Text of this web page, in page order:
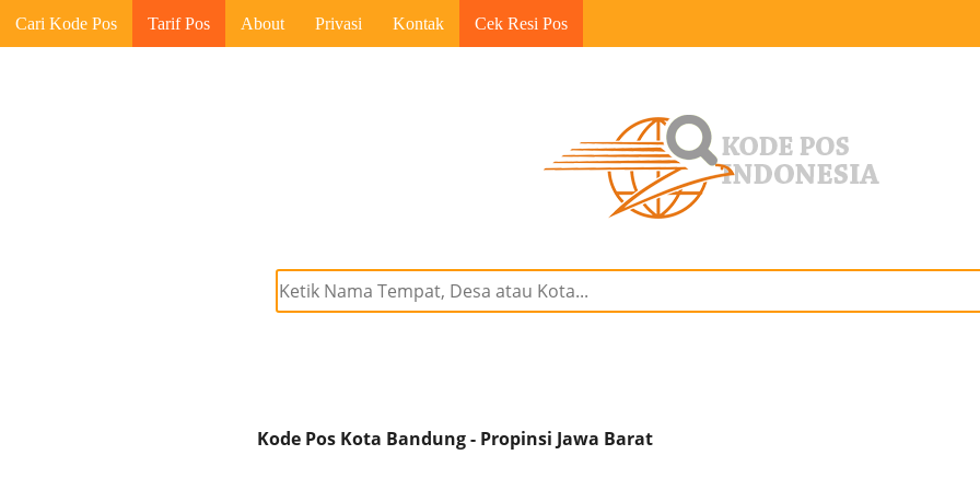
Cari Kode Pos Tarif Pos About Privasi Kontak Cek Resi Pos
Kode Pos Kota Bandung - Propinsi Jawa Barat